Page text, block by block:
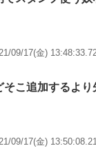
09/17(金)
そこ追加するよ
09/17(金)